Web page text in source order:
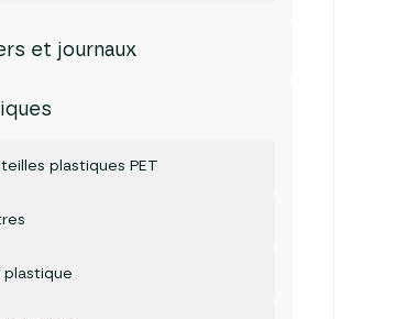
et journaux
plastiques PET
plastique